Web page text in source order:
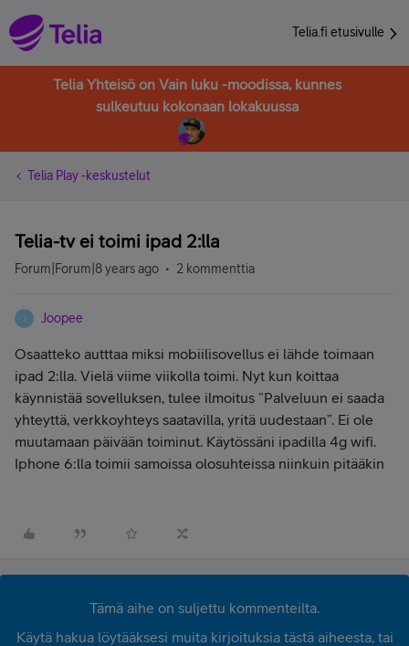
Telia.fi etusivulle
Telia Yhteisö on Vain luku -moodissa, kunnes
sulkeutuu kokonaan lokakuussa
Telia Play -keskustelut
Telia-tv ei toimi ipad 2:lla
Forum|Forum|8 years ago 2 kommenttia
J Joopee
Osaatteko autttaa miksi mobiilisovellus ei lähde toimaan
ipad 2:lla. Vielä viime viikolla toimi. Nyt kun koittaa
käynnistää sovelluksen, tulee ilmoitus ”Palveluun ei saada
yhteyttä, verkkoyhteys saatavilla, yritä uudestaan”. Ei ole
muutamaan päivään toiminut. Käytössäni ipadilla 4g wifi.
Iphone 6:lla toimii samoissa olosuhteissa niinkuin pitääkin
Tämä aihe on suljettu kommenteilta.
Käytä hakua löytääksesi muita kirjoituksia tästä aiheesta, tai